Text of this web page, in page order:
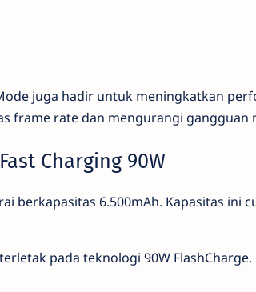
juga hadir untuk meningkatkan
frame rate dan mengurangi gangguan
Charging 90W
berkapasitas 6.500mAh. Kapasitas ini
pada teknologi 90W